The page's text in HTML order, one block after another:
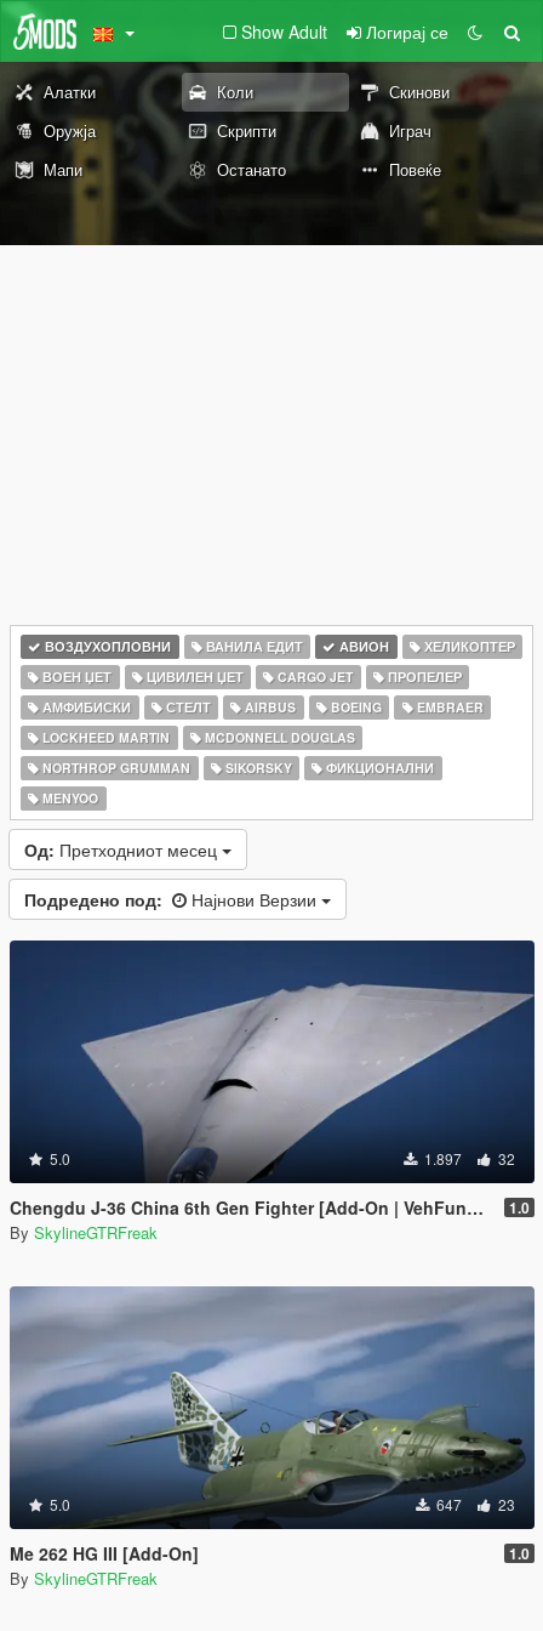
Show Adult Логирај се
Алатки Коли
Скинови
Оружја
Скрипти
Играч
Мапи
Останато Повеќе
ВОЗДУХОПЛОВНИ ВАНИЛА ЕДИТ АВИОН
ХЕЛИКОПТЕР
ВОЕН ЏЕТ
ЦИВИЛЕН ЏЕТ CARGO JET
ПРОПЕЛЕР
АМФИБИСКИ
СТЕЛТ AIRBUS BOEING
EMBRAER
LOCKHEED MARTIN
MCDONNELL DOUGLAS
NORTHROP GRUMMAN
SIKORSKY
ФИКЦИОНАЛНИ
MENYOO
Од: Претходниот месец
Подредено под: Најнови Верзии
5.0 1.897 32
Chengdu J-36 China 6th Gen Fighter [Add-On | VehFuncs V] 1.0
By SkylineGTRFreak
5.0 647 23
Me 262 HG III [Add-On] 1.0
By SkylineGTRFreak